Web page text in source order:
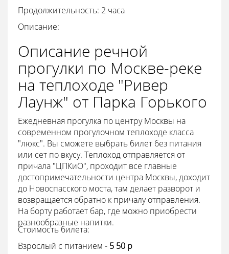
Продолжительность: 2 часа
Описание:
Описание речной
прогулки по Москве-реке
на теплоходе "Ривер
Лаунж" от Парка Горького
Ежедневная прогулка по центру Москвы на
современном прогулочном теплоходе класса
"люкс". Вы сможете выбрать билет без питания
или сет по вкусу. Теплоход отправляется от
причала "ЦПКиО", проходит все главные
достопримечательности центра Москвы, доходит
до Новоспасского моста, там делает разворот и
возвращается обратно к причалу отправления.
На борту работает бар, где можно приобрести
разнообразные напитки.
Стоимость билета:
Взрослый с питанием - 5 50 p